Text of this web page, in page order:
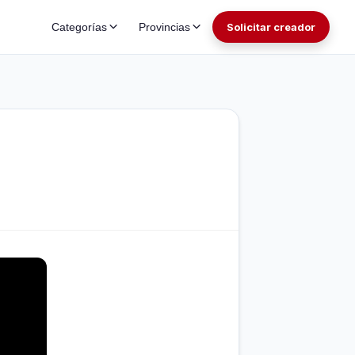
Categorías Provincias Solicitar creador